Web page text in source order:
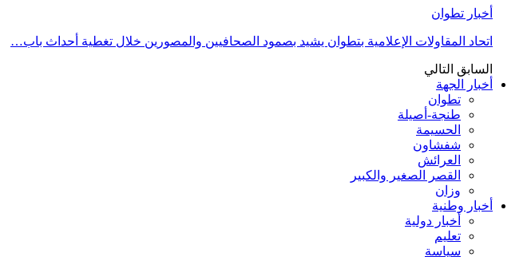
أخبار تطوان
اتحاد المقاولات الإعلامية بتطوان يشيد بصمود الصحافيين والمصورين خلال تغطية أحداث باب…
السابق التالي
أخبار الجهة
تطوان
طنجة-أصيلة
الحسيمة
شفشاون
العرائش
القصر الصغير والكبير
وزان
أخبار وطنية
أخبار دولية
تعليم
سياسة